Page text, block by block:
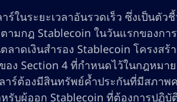
ในระยะเวลาอันรวดเร็ว ซึ่งเป็นตัว
มกฎ Stablecoin ในวันแรกของกา
ดเงินสำรอง Stablecoin โครงสร้
ง Section 4 ที่กำหนดไว้ในกฎหมา
าร์ต้องมีสินทรัพย์ค้ำประกันที่มีสภาพ
รับผู้ออก Stablecoin ที่ต้องการปฏิบั